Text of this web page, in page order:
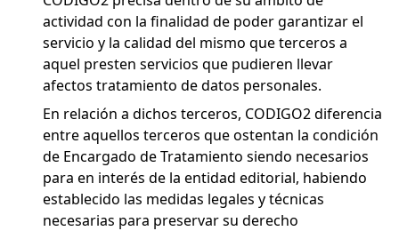
actividad con la finalidad de poder garantizar el
servicio y la calidad del mismo que terceros a
aquel presten servicios que pudieren llevar
afectos tratamiento de datos personales.
En relación a dichos terceros, CODIGO2 diferencia
entre aquellos terceros que ostentan la condición
de Encargado de Tratamiento siendo necesarios
para en interés de la entidad editorial, habiendo
establecido las medidas legales y técnicas
necesarias para preservar su derecho